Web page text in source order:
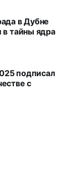
в Дубне
в тайны ядра
подписал
с